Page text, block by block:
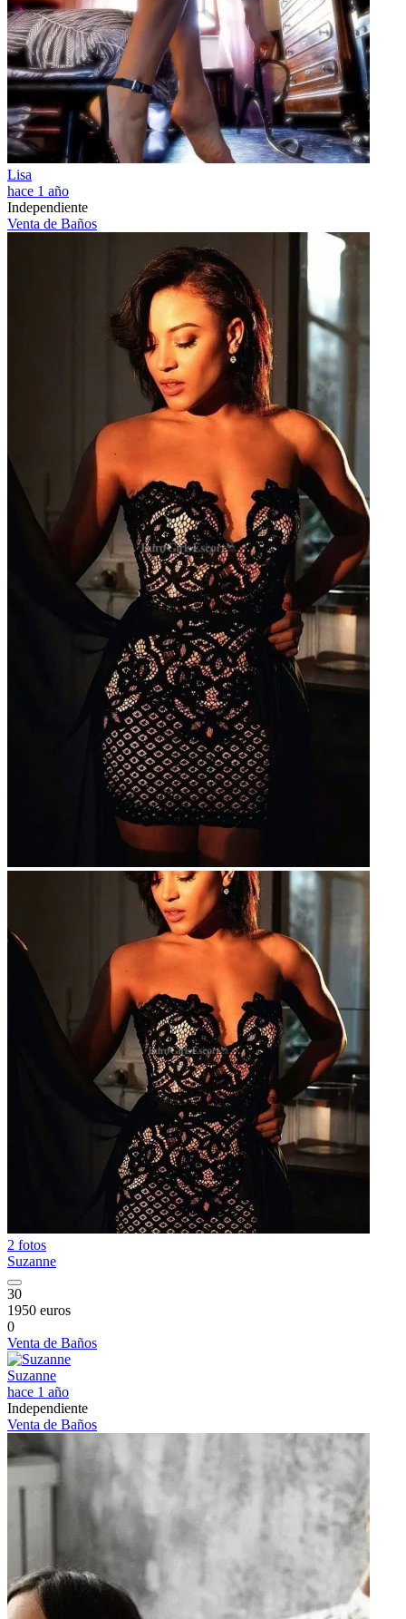
Lisa
hace 1 año
Independiente
Venta de Baños
2 fotos
Suzanne
30
1950 euros
0
Venta de Baños
Suzanne
hace 1 año
Independiente
Venta de Baños